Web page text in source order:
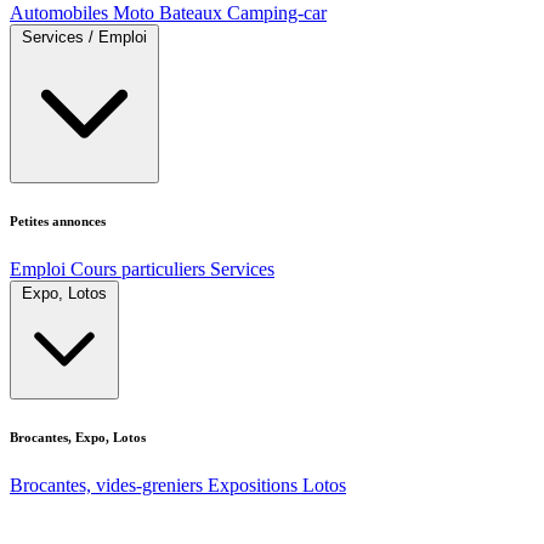
Automobiles Moto Bateaux Camping-car
Services / Emploi
Petites annonces
Emploi Cours particuliers Services
Expo, Lotos
Brocantes, Expo, Lotos
Brocantes, vides-greniers Expositions Lotos